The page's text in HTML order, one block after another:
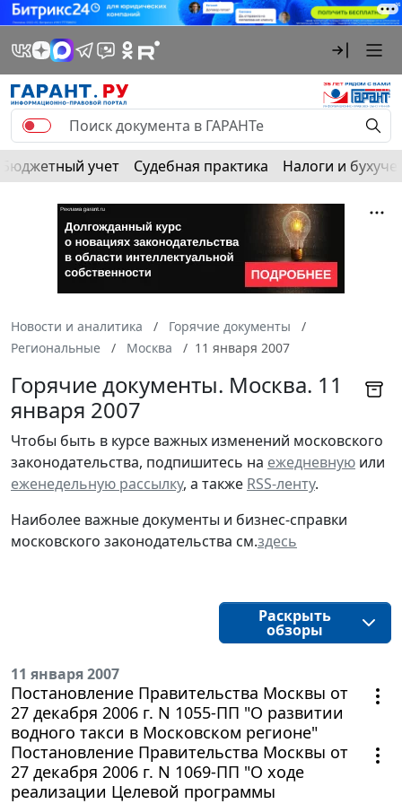
Бюджетный учет Судебная практика Налоги и
Новости и аналитика
Горячие документы
Региональные
Москва 11 января 2007
Горячие документы. Москва. 11
января 2007
Чтобы быть в курсе важных изменений московского
законодательства, подпишитесь на ежедневную или
еженедельную рассылку, а также RSS-ленту.
Наиболее важные документы и бизнес-справки
московского законодательства см.здесь
Раскрыть
обзоры
11 января 2007
Постановление Правительства Москвы от
27 декабря 2006 г. N 1055-ПП "О развитии
водного такси в Московском регионе"
Постановление Правительства Москвы от
27 декабря 2006 г. N 1069-ПП "О ходе
реализации Целевой программы